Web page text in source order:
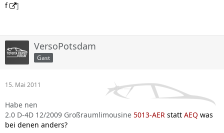
f
]
VersoPotsdam
Gast
15. Mai 2011
Habe nen
2.0 D-4D 12/2009 Großraumlimousine 5013-AER statt AEQ was
bei denen anders?